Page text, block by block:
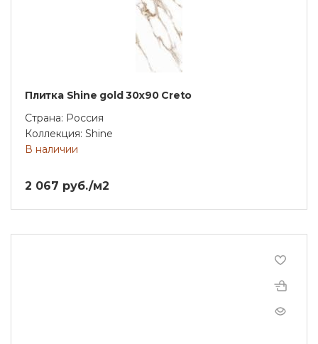
Плитка Shine gold 30х90 Creto
Страна: Россия
Коллекция: Shine
В наличии
2 067 руб./м2